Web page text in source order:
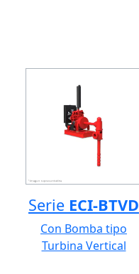
Serie ECI-BTVD
Con Bomba tipo
Turbina Vertical